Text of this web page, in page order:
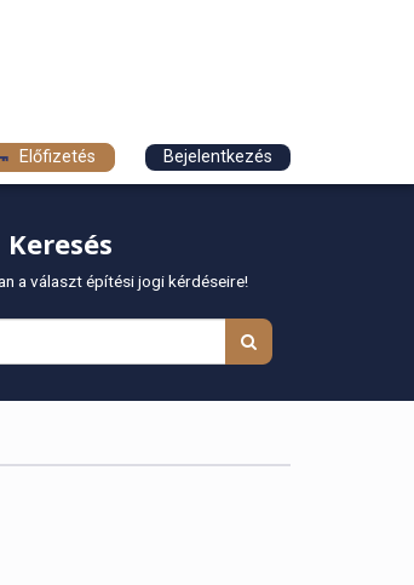
Előfizetés Bejelentkezés
Keresés
a választ építési jogi kérdéseire!